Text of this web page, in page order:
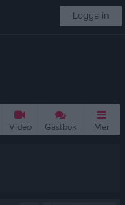
Logga in
Video Gästbok Mer